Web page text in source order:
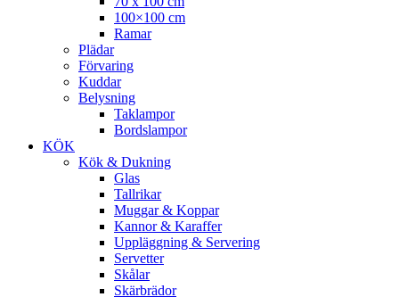
100×100 cm
Ramar
Plädar
Förvaring
Kuddar
Belysning
Taklampor
Bordslampor
KÖK
Kök & Dukning
Glas
Tallrikar
Muggar & Koppar
Kannor & Karaffer
Uppläggning & Servering
Servetter
Skålar
Skärbrädor